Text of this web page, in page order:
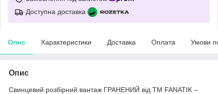
Доступна доставка
Опис Характеристики Доставка Оплата Умови
Опис
Свинцевий розбірний вантаж ГРАНЕНИЙ від ТМ FANATIK –